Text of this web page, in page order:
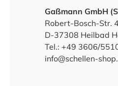
Gaßmann GmbH
Robert-Bosch-Str. 4
D-37308 Heilbad
Tel.: +49 3606/
info@schellen-